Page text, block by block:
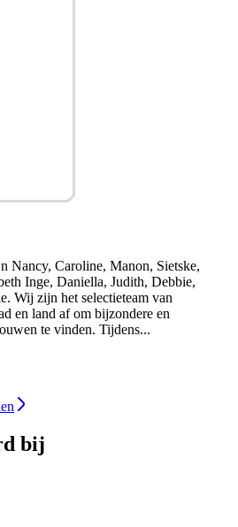
Nancy, Caroline, Manon, Sietske,
Inge, Daniella, Judith, Debbie,
Wij zijn het selectieteam van
en land af om bijzondere en
te vinden. Tijdens...
bij